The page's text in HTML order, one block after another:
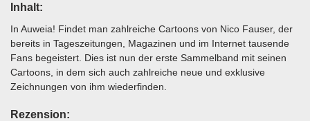
Inhalt:
In Auweia! Findet man zahlreiche Cartoons von Nico Fauser, der
bereits in Tageszeitungen, Magazinen und im Internet tausende
Fans begeistert. Dies ist nun der erste Sammelband mit seinen
Cartoons, in dem sich auch zahlreiche neue und exklusive
Zeichnungen von ihm wiederfinden.
Rezension: